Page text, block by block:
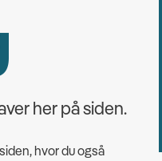
her på siden.
hvor du også